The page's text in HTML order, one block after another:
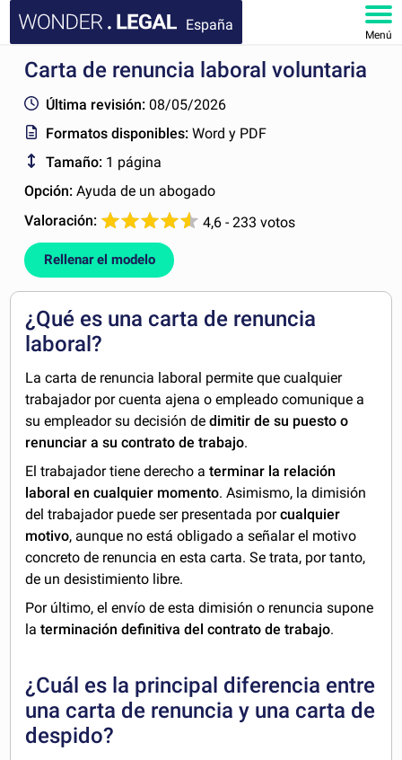
España
Menú
INICIO
DOCUMENTOS
FAQ
Carta de renuncia laboral voluntaria
Última revisión: 08/05/2026
Formatos disponibles:Word y PDF
Tamaño: 1 página
Opción:Ayuda de un abogado
Valoración:
4,6 - 233 votos
Rellenar el modelo
¿Qué es una carta de renuncia
laboral?
La carta de renuncia laboral permite que cualquier
trabajador por cuenta ajena o empleado comunique a
su empleador su decisión dedimitir de su puesto o
renunciar a su contrato de trabajo.
El trabajador tiene derecho aterminar la relación
laboral en cualquier momento. Asimismo, la dimisión
del trabajador puede ser presentada porcualquier
motivo, aunque no está obligado a señalar el motivo
concreto de renuncia en esta carta. Se trata, por tanto,
de un desistimiento libre.
Por último, el envío de esta dimisión o renuncia supone
laterminación definitiva del contrato de trabajo.
¿Cuál es la principal diferencia entre
una carta de renuncia y una carta de
despido?